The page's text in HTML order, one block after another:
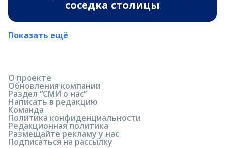
соседка столицы
Показать ещё
О проекте
Обновления компании
Раздел “СМИ о нас”
Написать в редакцию
Команда
Политика конфиденциальности
Редакционная политика
Размещайте рекламу у нас
Подписаться на рассылку